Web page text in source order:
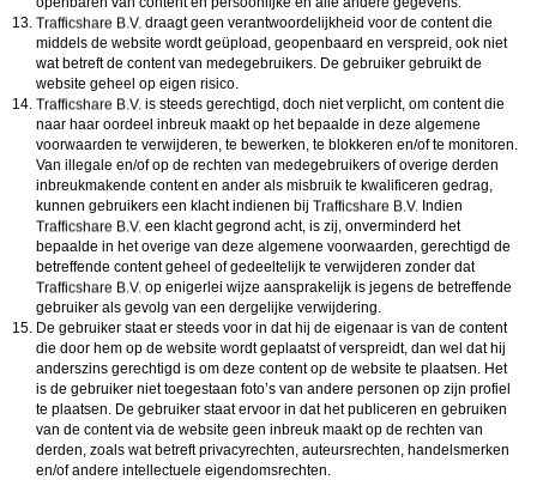
draagt geen verantwoordelijkheid voor de content die
middels de website wordt geüpload, geopenbaard en verspreid, ook niet
wat betreft de content van medegebruikers. De gebruiker gebruikt de
website geheel op eigen risico.
is steeds gerechtigd, doch niet verplicht, om content die
naar haar oordeel inbreuk maakt op het bepaalde in deze algemene
voorwaarden te verwijderen, te bewerken, te blokkeren en/of te monitoren.
Van illegale en/of op de rechten van medegebruikers of overige derden
inbreukmakende content en ander als misbruik te kwalificeren gedrag,
kunnen gebruikers een klacht indienen bij
Indien
een klacht gegrond acht, is zij, onverminderd het
bepaalde in het overige van deze algemene voorwaarden, gerechtigd de
betreffende content geheel of gedeeltelijk te verwijderen zonder dat
op enigerlei wijze aansprakelijk is jegens de betreffende
gebruiker als gevolg van een dergelijke verwijdering.
De gebruiker staat er steeds voor in dat hij de eigenaar is van de content
die door hem op de website wordt geplaatst of verspreidt, dan wel dat hij
anderszins gerechtigd is om deze content op de website te plaatsen. Het
is de gebruiker niet toegestaan foto’s van andere personen op zijn profiel
te plaatsen. De gebruiker staat ervoor in dat het publiceren en gebruiken
van de content via de website geen inbreuk maakt op de rechten van
derden, zoals wat betreft privacyrechten, auteursrechten, handelsmerken
en/of andere intellectuele eigendomsrechten.